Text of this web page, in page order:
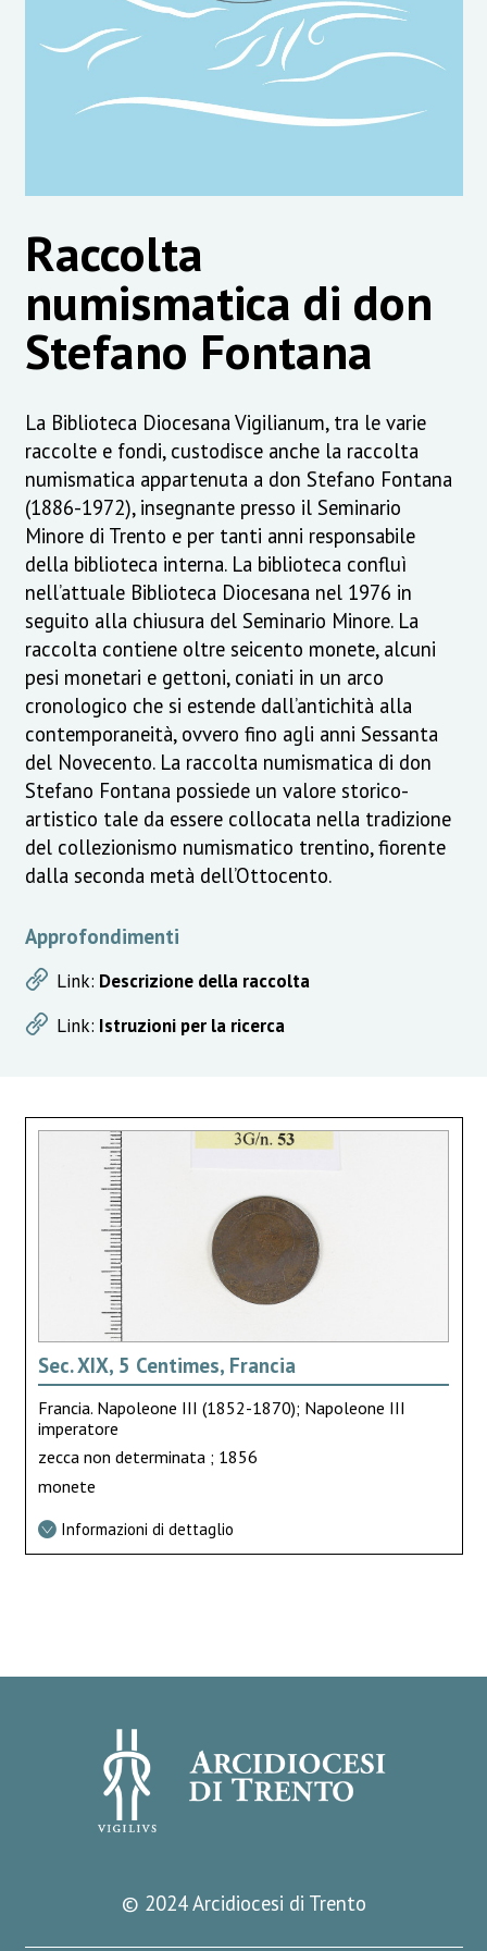
Raccolta
numismatica di don
Stefano Fontana
La Biblioteca Diocesana Vigilianum, tra le varie
raccolte e fondi, custodisce anche la raccolta
numismatica appartenuta a don Stefano Fontana
(1886-1972), insegnante presso il Seminario
Minore di Trento e per tanti anni responsabile
della biblioteca interna. La biblioteca confluì
nell’attuale Biblioteca Diocesana nel 1976 in
seguito alla chiusura del Seminario Minore. La
raccolta contiene oltre seicento monete, alcuni
pesi monetari e gettoni, coniati in un arco
cronologico che si estende dall’antichità alla
contemporaneità, ovvero fino agli anni Sessanta
del Novecento. La raccolta numismatica di don
Stefano Fontana possiede un valore storico-
artistico tale da essere collocata nella tradizione
del collezionismo numismatico trentino, fiorente
dalla seconda metà dell’Ottocento.
Approfondimenti
Link: Descrizione della raccolta
Link: Istruzioni per la ricerca
Sec. XIX, 5 Centimes, Francia
Francia. Napoleone III (1852-1870); Napoleone III
imperatore
zecca non determinata ; 1856
monete
Informazioni di dettaglio
© 2024 Arcidiocesi di Trento